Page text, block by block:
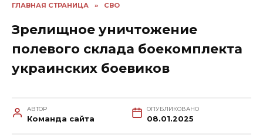
ГЛАВНАЯ СТРАНИЦА » СВО
Зрелищное уничтожение
полевого склада боекомплекта
украинских боевиков
АВТОР
Команда сайта
ОПУБЛИКОВАНО
08.01.2025